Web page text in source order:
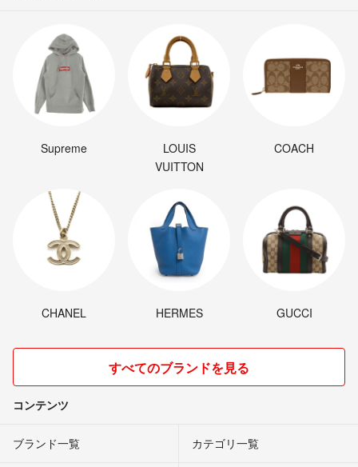
Supreme
LOUIS
VUITTON
COACH
CHANEL HERMES GUCCI
すべてのブランドを見る
コンテンツ
ブランド一覧 カテゴリ一覧